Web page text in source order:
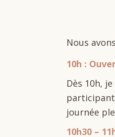
Nous
10h :
Dès 10h,
journée
10h30 –